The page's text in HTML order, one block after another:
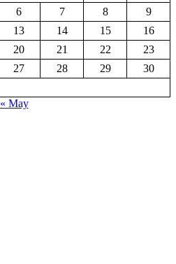
6 7 8
9
13 14 15
16
20 21 22
23
27 28 29
30
« May